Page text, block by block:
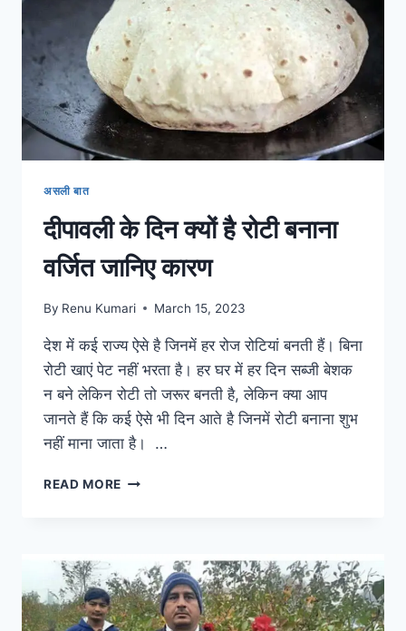
जानिए
असली बात
दीपावली के दिन क्यों है रोटी बनाना
वर्जित जानिए कारण
By Renu Kumari March 15, 2023
देश में कई राज्य ऐसे है जिनमें हर रोज रोटियां बनती हैं। बिना
रोटी खाएं पेट नहीं भरता है। हर घर में हर दिन सब्जी बेशक
न बने लेकिन रोटी तो जरूर बनती है, लेकिन क्या आप
जानते हैं कि कई ऐसे भी दिन आते है जिनमें रोटी बनाना शुभ
नहीं माना जाता है। …
READ MORE दीपावली
रोटी
बनाना
वर्जित